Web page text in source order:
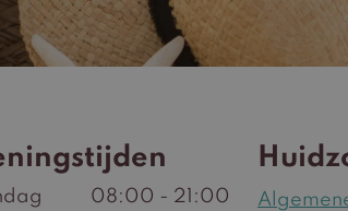
08:00 - 21:00